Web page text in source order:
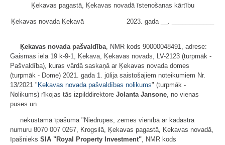
Ķekavas pagastā, Ķekavas novadā īstenošanas kārtību
Ķekavas novada Ķekavā 2023. gada __. ____________
Ķekavas novada pašvaldība , NMR kods 90000048491, adrese:
Gaismas iela 19 k-9-1, Ķekava, Ķekavas novads, LV-2123 (turpmāk -
Pašvaldība), kuras vārdā saskaņā ar Ķekavas novada domes
(turpmāk - Dome) 2021. gada 1. jūlija saistošajiem noteikumiem Nr.
13/2021 " Ķekavas novada pašvaldības nolikums" (turpmāk -
Nolikums) rīkojas tās izpilddirektore Jolanta Jansone , no vienas
puses un
nekustamā īpašuma "Niedrupes, zemes vienībā ar kadastra
numuru 8070 007 0267, Krogsilā, Ķekavas pagastā, Ķekavas novadā,
īpašnieks SIA "Royal Property Investment" , NMR kods